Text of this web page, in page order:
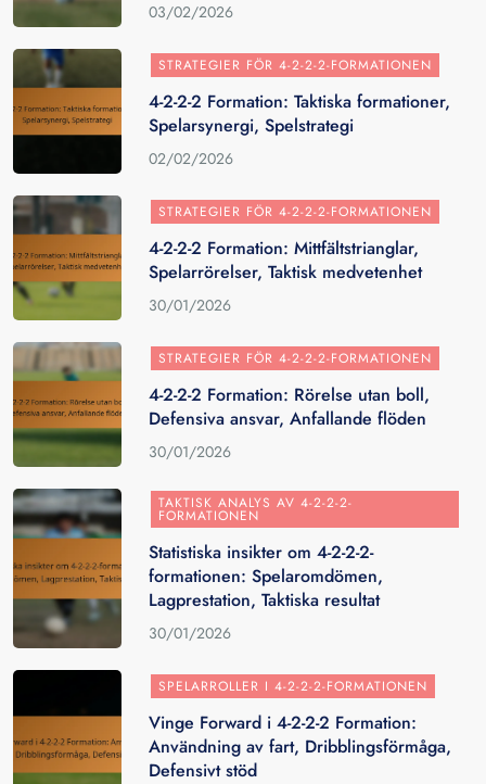
03/02/2026
STRATEGIER FÖR 4-2-2-2-FORMATIONEN
4-2-2-2 Formation: Taktiska formationer,
Spelarsynergi, Spelstrategi
02/02/2026
STRATEGIER FÖR 4-2-2-2-FORMATIONEN
4-2-2-2 Formation: Mittfältstrianglar,
Spelarrörelser, Taktisk medvetenhet
30/01/2026
STRATEGIER FÖR 4-2-2-2-FORMATIONEN
4-2-2-2 Formation: Rörelse utan boll,
Defensiva ansvar, Anfallande flöden
30/01/2026
TAKTISK ANALYS AV 4-2-2-2-
FORMATIONEN
Statistiska insikter om 4-2-2-2-
formationen: Spelaromdömen,
Lagprestation, Taktiska resultat
30/01/2026
SPELARROLLER I 4-2-2-2-FORMATIONEN
Vinge Forward i 4-2-2-2 Formation:
Användning av fart, Dribblingsförmåga,
Defensivt stöd